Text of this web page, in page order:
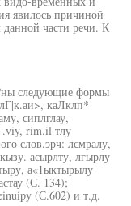
явилось причиной
части речи. К
следующие формы
каЛклп*
сиплглау,
.viy, rim.il тлу
слов.эрч: лсмралу,
асырлту, лгырлу
а«1ыктырылу
(С. 134);
(С.602) и т.д.